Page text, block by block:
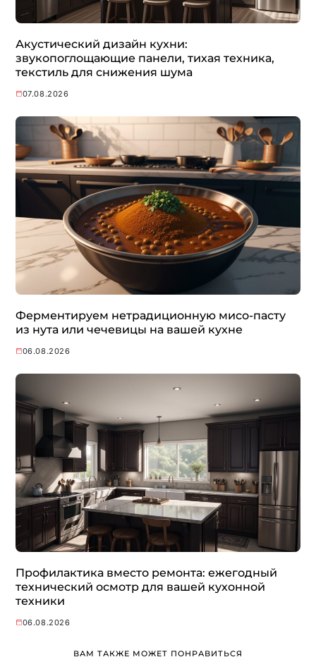
Акустический дизайн кухни:
звукопоглощающие панели, тихая техника,
текстиль для снижения шума
07.08.2026
Ферментируем нетрадиционную мисо-пасту
из нута или чечевицы на вашей кухне
06.08.2026
Профилактика вместо ремонта: ежегодный
технический осмотр для вашей кухонной
техники
06.08.2026
ВАМ ТАКЖЕ МОЖЕТ ПОНРАВИТЬСЯ